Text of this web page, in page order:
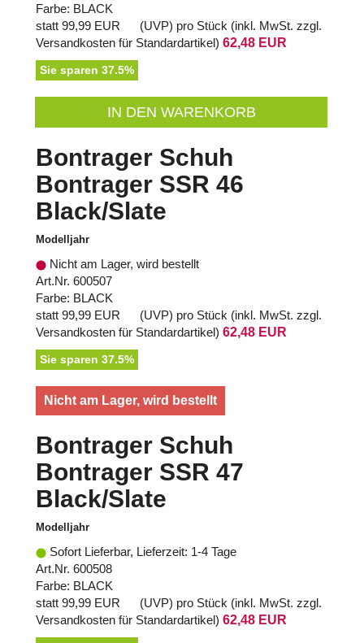
Farbe: BLACK
statt 99,99 EUR (UVP) pro Stück (inkl. MwSt. zzgl.
Versandkosten für Standardartikel) 62,48 EUR
Sie sparen 37.5%
IN DEN WARENKORB
Bontrager Schuh
Bontrager SSR 46
Black/Slate
Modelljahr
Nicht am Lager, wird bestellt
Art.Nr. 600507
Farbe: BLACK
statt 99,99 EUR (UVP) pro Stück (inkl. MwSt. zzgl.
Versandkosten für Standardartikel) 62,48 EUR
Sie sparen 37.5%
Nicht am Lager, wird bestellt
Bontrager Schuh
Bontrager SSR 47
Black/Slate
Modelljahr
Sofort Lieferbar, Lieferzeit: 1-4 Tage
Art.Nr. 600508
Farbe: BLACK
statt 99,99 EUR (UVP) pro Stück (inkl. MwSt. zzgl.
Versandkosten für Standardartikel) 62,48 EUR